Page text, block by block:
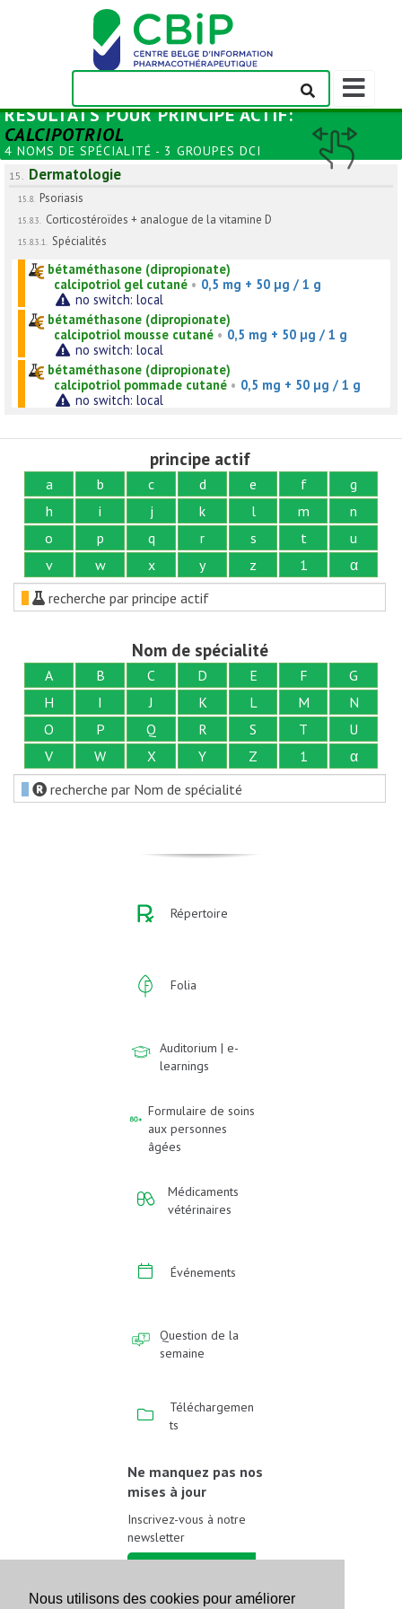
Nous utilisons des cookies pour améliorer
Afficher/
la
de
navigation
RÉSULTATS POURPRINCIPE ACTIF:
CALCIPOTRIOL
4 NOMS DE SPÉCIALITÉ - 3 GROUPES DCI
15. Dermatologie
15.8. Psoriasis
15.8.3. Corticostéroïdes + analogue de la vitamine D
15.8.3.1. Spécialités
bétaméthasone (dipropionate)
calcipotriol gel cutané • 0,5 mg + 50 µg / 1 g
no switch: local
bétaméthasone (dipropionate)
calcipotriol mousse cutané • 0,5 mg + 50 µg / 1 g
no switch: local
bétaméthasone (dipropionate)
calcipotriol pommade cutané • 0,5 mg + 50 µg / 1 g
no switch: local
principe actif
a b c d e f
g
h
i j k l m
n
o
p q r s t
u
v
w x y z 1
α
recherche par principe actif
Nom de spécialité
A B C D E F
G
H
I J K L M
N
O
P Q R S T
U
V
W X Y Z 1
α
recherche par Nom de spécialité
Répertoire
Folia
Auditorium | e-
learnings
Formulaire de soins
aux personnes
âgées
Médicaments
vétérinaires
Événements
Question de la
semaine
Téléchargemen
ts
Ne manquez pas nos
mises à jour
Inscrivez-vous à notre
newsletter